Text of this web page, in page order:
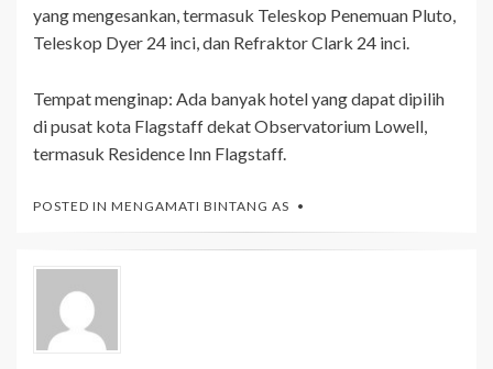
yang mengesankan, termasuk Teleskop Penemuan Pluto,
Teleskop Dyer 24 inci, dan Refraktor Clark 24 inci.
Tempat menginap: Ada banyak hotel yang dapat dipilih
di pusat kota Flagstaff dekat Observatorium Lowell,
termasuk Residence Inn Flagstaff.
POSTED IN MENGAMATI BINTANG AS